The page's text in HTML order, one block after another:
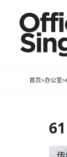
首页>办公室>